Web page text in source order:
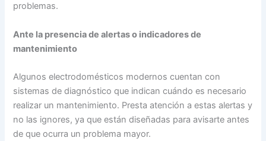
problemas.
Ante la presencia de alertas o indicadores de
mantenimiento
Algunos electrodomésticos modernos cuentan con
sistemas de diagnóstico que indican cuándo es necesario
realizar un mantenimiento. Presta atención a estas alertas y
no las ignores, ya que están diseñadas para avisarte antes
de que ocurra un problema mayor.